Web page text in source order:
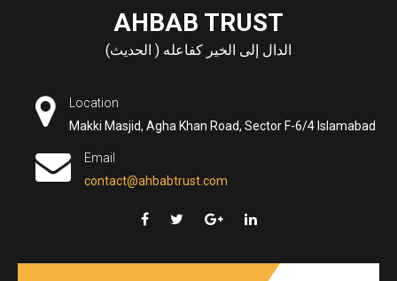
AHBAB TRUST
الدال إلى الخير كفاعله ( الحديث)
Location
Makki Masjid, Agha Khan Road, Sector F-6/4 Islamabad
Email
contact@ahbabtrust.com